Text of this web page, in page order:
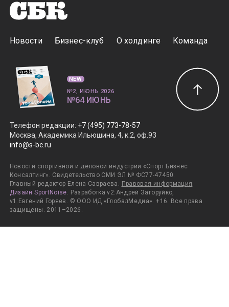
Новости Бизнес-клуб О холдинге Команда
Телефон редакции: +7 (495) 773-78-57
Москва, Академика Ильюшина, 4, к.2, оф.93
info@s-bc.ru
Новости спортивной и деловой индустрии «Спорт Бизнес
Консалтинг». Свидетельство СМИ ЭЛ № ФС77-47450.
Главный редактор Елена Савраева. Правовая информация.
Дизайн SportNoise. Разработка v2:Андрей Загоруйко,
v1:Евгений Горяев. © ООО ИД «ГлобалМедиа». +16. Все права
защищены. 2011–2026.
NEW
№2, ИЮНЬ 2026
№64 ИЮНЬ